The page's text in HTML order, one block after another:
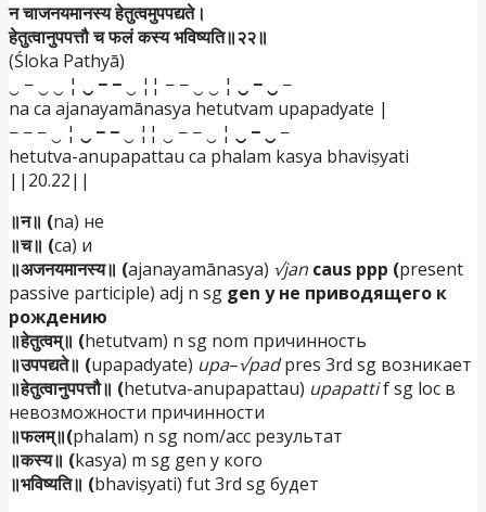
न चाजनयमानस्य हेतुत्वमुपपद्यते।
हेतुत्वानुपपत्तौ च फलं कस्य भविष्यति॥२२॥
(Śloka Pathyā)
‿ − ‿ ‿ ¦ ‿ − − ‿ ¦¦ − − ‿ ‿ ¦ ‿ − ‿ −
na ca ajanayamānasya hetutvam upapadyate |
− − − ‿ ¦ ‿ − − ‿ ¦¦ ‿ − − ‿ ¦ ‿ − ‿ −
hetutva-anupapattau ca phalam kasya bhaviṣyati
||20.22||
॥न॥ (na) не
॥च॥ (ca) и
॥अजनयमानस्य॥ (ajanayamānasya) √jan caus ppp (present
passive participle) adj n sg gen у не приводящего к
рождению
॥हेतुत्वम्॥ (hetutvam) n sg nom причинность
॥उपपद्यते॥ (upapadyate) upa–√padpres 3rd sg возникает
॥हेतुत्वानुपपत्तौ॥ (hetutva-anupapattau) upapattif sg loc в
невозможности причинности
॥फलम्॥(phalam) n sg nom/acc результат
॥कस्य॥ (kasya) m sg gen у кого
॥भविष्यति॥ (bhaviṣyati) fut 3rd sg будет